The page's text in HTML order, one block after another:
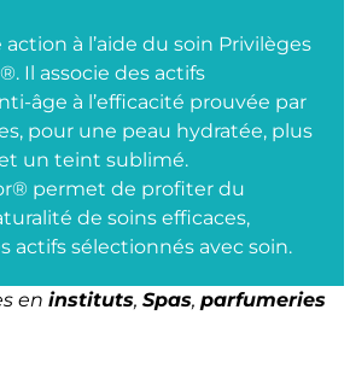
à l’aide du soin Privilèges
Il associe des actifs
âge à l’efficacité prouvée par
pour une peau hydratée, plus
un teint sublimé.
permet de profiter du
de soins efficaces,
actifs sélectionnés avec soin.
en instituts, Spas, parfumeries